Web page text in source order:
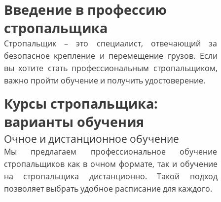
Введение в профессию
стропальщика
Стропальщик – это специалист, отвечающий за
безопасное крепление и перемещение грузов. Если
вы хотите стать профессиональным стропальщиком,
важно пройти обучение и получить удостоверение.
Курсы стропальщика:
варианты обучения
Очное и дистанционное обучение
Мы предлагаем профессиональное обучение
стропальщиков как в очном формате, так и обучение
на стропальщика дистанционно. Такой подход
позволяет выбрать удобное расписание для каждого.